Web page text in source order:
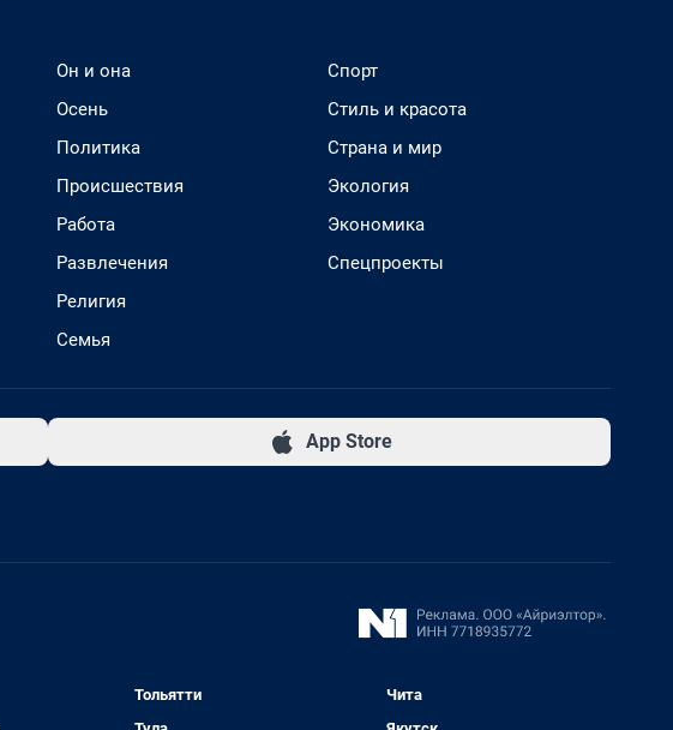
Он и она
Осень
Политика
Происшествия
Работа
Развлечения
Религия
Семья
Спорт
Стиль и красота
Страна и мир
Экология
Экономика
Спецпроекты
App Store
Тольятти
Чита